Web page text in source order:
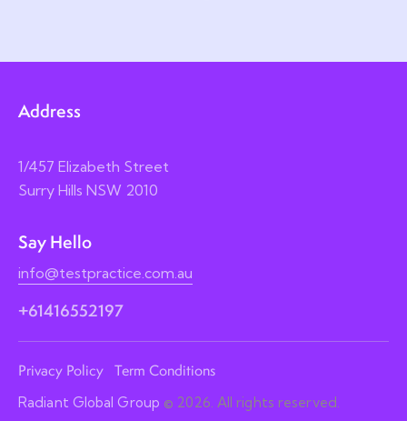
Address
1/457 Elizabeth Street
Surry Hills NSW 2010
Say Hello
info@testpractice.com.au
+61416552197
Privacy Policy Term Conditions
Radiant Global Group © 2026. All rights reserved.